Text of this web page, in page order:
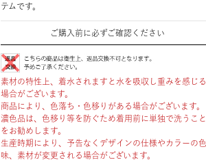
テムです。
ご購入前に必ずご確認ください
素材の特性上、着水されますと水を吸収し重みを感じる
場合がございます。
商品により、色落ち・色移りがある場合がございます。
濃色品は、色移り等を防ぐため着用前に単独で洗うこと
をお勧めします。
生産時期により、予告なくデザインの仕様やカラーの色
味、素材が変更される場合がございます。